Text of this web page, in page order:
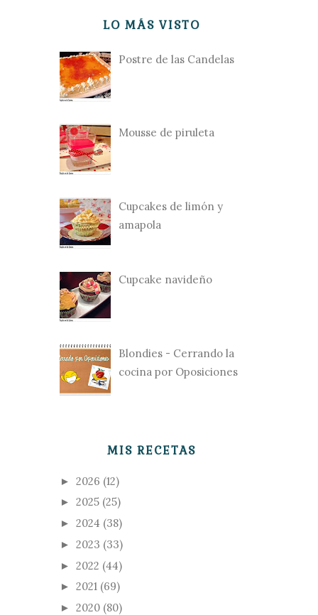
LO MÁS VISTO
Postre de las Candelas
Mousse de piruleta
Cupcakes de limón y
amapola
Cupcake navideño
Blondies - Cerrando la
cocina por Oposiciones
MIS RECETAS
► 2026 (12)
► 2025 (25)
► 2024 (38)
► 2023 (33)
► 2022 (44)
► 2021 (69)
► 2020 (80)